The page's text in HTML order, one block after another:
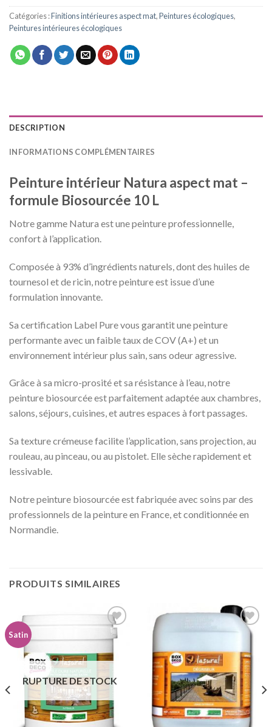
Catégories :Finitions intérieures aspect mat,Peintures écologiques,
Peintures intérieures écologiques
DESCRIPTION
INFORMATIONS COMPLÉMENTAIRES
Peinture intérieur Natura aspect mat –
formule Biosourcée 10 L
Notre gamme Natura est une peinture professionnelle,
confort à l’application.
Composée à 93% d’ingrédients naturels, dont des huiles de
tournesol et de ricin, notre peinture est issue d’une
formulation innovante.
Sa certification Label Pure vous garantit une peinture
performante avec un faible taux de COV (A+) et un
environnement intérieur plus sain, sans odeur agressive.
Grâce à sa micro-prosité et sa résistance à l’eau, notre
peinture biosourcée est parfaitement adaptée aux chambres,
salons, séjours, cuisines, et autres espaces à fort passages.
Sa texture crémeuse facilite l’application, sans projection, au
rouleau, au pinceau, ou au pistolet. Elle sèche rapidement et
lessivable.
Notre peinture biosourcée est fabriquée avec soins par des
professionnels de la peinture en France, et conditionnée en
Normandie.
PRODUITS SIMILAIRES
Satin
Ajouter
à la
RUPTURE DE STOCK
Ajouter
à la
wishlist